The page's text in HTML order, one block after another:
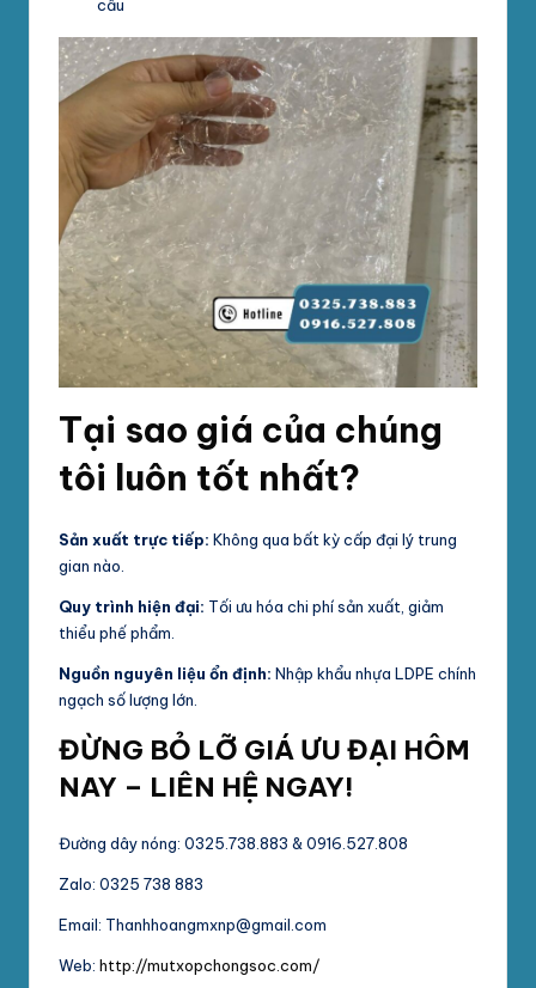
cầu
Tại sao giá của chúng
tôi luôn tốt nhất?
Sản xuất trực tiếp: Không qua bất kỳ cấp đại lý trung
gian nào.
Quy trình hiện đại: Tối ưu hóa chi phí sản xuất, giảm
thiểu phế phẩm.
Nguồn nguyên liệu ổn định: Nhập khẩu nhựa LDPE chính
ngạch số lượng lớn.
ĐỪNG BỎ LỠ GIÁ ƯU ĐẠI HÔM
NAY – LIÊN HỆ NGAY!
Đường dây nóng: 0325.738.883 & 0916.527.808
Zalo: 0325 738 883
Email: Thanhhoangmxnp@gmail.com
Web: http://mutxopchongsoc.com/